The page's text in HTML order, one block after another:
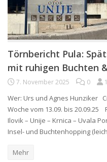
Törnbericht Pula:
mit ruhigen Buchten
7. November 2025 0
Wer: Urs und Agnes Hunziker
Woche vom 13.09. bis 20.09.25
Ilovik – Unije – Krnica – Uvala
Insel- und Buchtenhopping
Mehr